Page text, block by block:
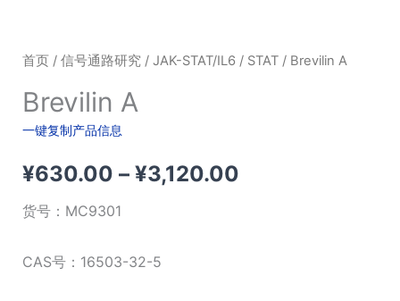
首页/ 信号通路研究/ JAK-STAT/IL6/ STAT/ Brevilin A
Brevilin A
一键复制产品信息
¥630.00 – ¥3,120.00价
货号： MC9301
CAS号：16503-32-5